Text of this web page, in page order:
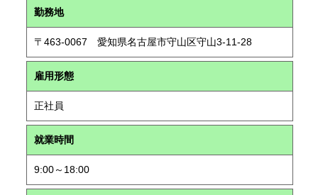
勤務地
〒463-0067 愛知県名古屋市守山区守山3-11-28
雇用形態
正社員
就業時間
9:00～18:00